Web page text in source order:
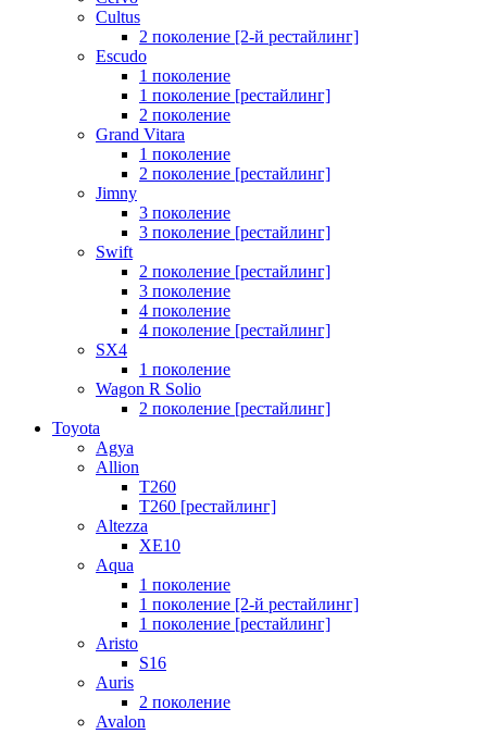
Cultus
2 поколение [2-й рестайлинг]
Escudo
1 поколение
1 поколение [рестайлинг]
2 поколение
Grand Vitara
1 поколение
2 поколение [рестайлинг]
Jimny
3 поколение
3 поколение [рестайлинг]
Swift
2 поколение [рестайлинг]
3 поколение
4 поколение
4 поколение [рестайлинг]
SX4
1 поколение
Wagon R Solio
2 поколение [рестайлинг]
Toyota
Agya
Allion
T260
T260 [рестайлинг]
Altezza
XE10
Aqua
1 поколение
1 поколение [2-й рестайлинг]
1 поколение [рестайлинг]
Aristo
S16
Auris
2 поколение
Avalon